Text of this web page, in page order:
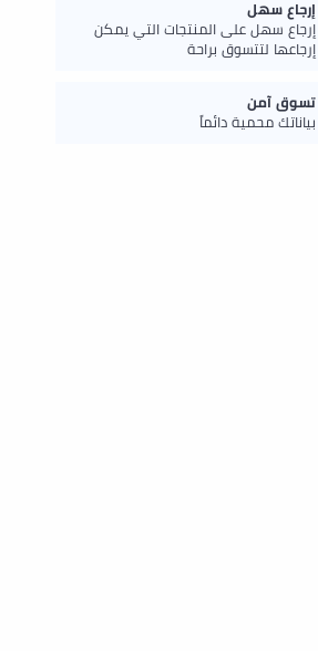
إرجاع سهل
إرجاع سهل على المنتجات التي يمكن
إرجاعها لتتسوق براحة
تسوق آمن
بياناتك محمية دائماً